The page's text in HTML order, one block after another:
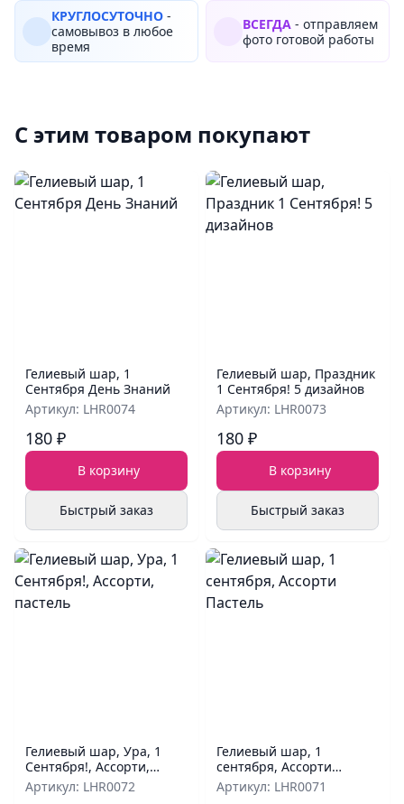
КРУГЛОСУТОЧНО -
самовывоз в любое
время
ВСЕГДА - отправляем
фото готовой работы
С этим товаром покупают
Гелиевый шар, 1
Сентября День Знаний
Артикул: LHR0074
180 ₽
В корзину
Быстрый заказ
Гелиевый шар, Праздник
1 Сентября! 5 дизайнов
Артикул: LHR0073
180 ₽
В корзину
Быстрый заказ
Гелиевый шар, Ура, 1
Сентября!, Ассорти,
пастель
Артикул: LHR0072
Гелиевый шар, 1
сентября, Ассорти
Пастель
Артикул: LHR0071